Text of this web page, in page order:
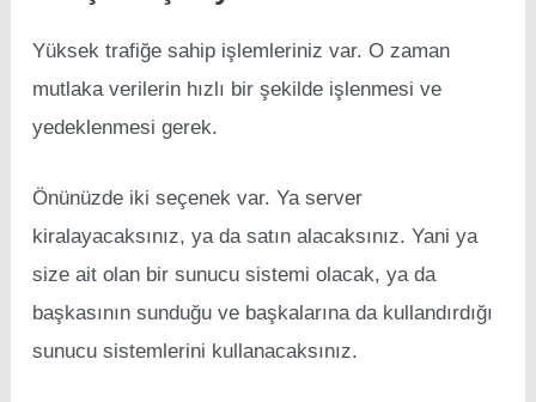
Yüksek trafiğe sahip işlemleriniz var. O zaman
mutlaka verilerin hızlı bir şekilde işlenmesi ve
yedeklenmesi gerek.
Önünüzde iki seçenek var. Ya server
kiralayacaksınız, ya da satın alacaksınız. Yani ya
size ait olan bir sunucu sistemi olacak, ya da
başkasının sunduğu ve başkalarına da kullandırdığı
sunucu sistemlerini kullanacaksınız.